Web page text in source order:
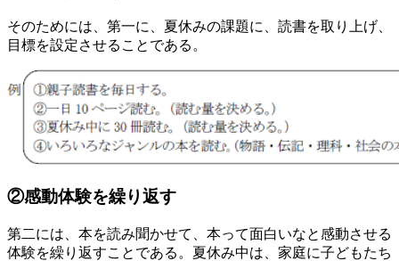
そのためには、第一に、夏休みの課題に、読書を取り上げ、
目標を設定させることである。
②感動体験を繰り返す
第二には、本を読み聞かせて、本って面白いなと感動させる
体験を繰り返すことである。夏休み中は、家庭に子どもたち